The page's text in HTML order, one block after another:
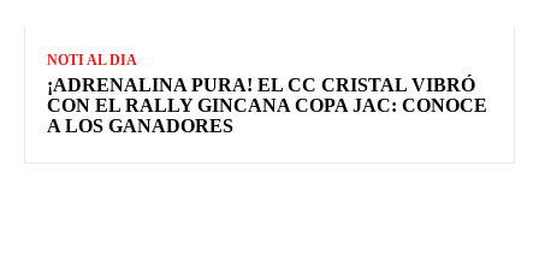
NOTI AL DIA
¡ADRENALINA PURA! EL CC CRISTAL VIBRÓ
CON EL RALLY GINCANA COPA JAC: CONOCE
A LOS GANADORES